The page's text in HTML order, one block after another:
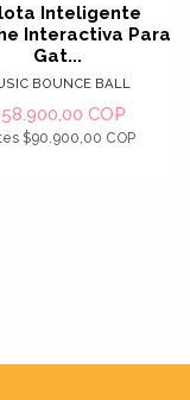
Inteligente
Interactiva Para
Gat...
BOUNCE BALL
COP
$90.900,00 COP